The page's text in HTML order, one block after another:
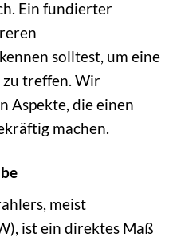
Ein fundierter
solltest, um eine
treffen. Wir
Aspekte, die einen
machen.
meist
ist ein direktes Maß